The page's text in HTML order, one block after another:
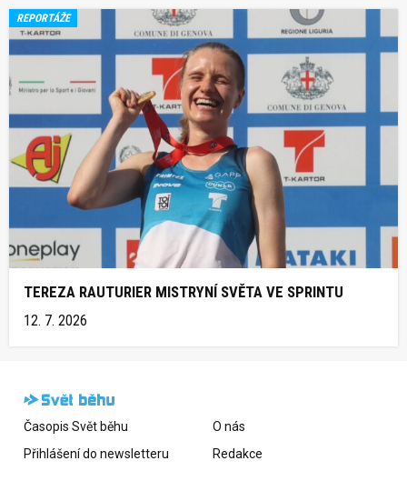
REPORTÁŽE
TEREZA RAUTURIER MISTRYNÍ SVĚTA VE SPRINTU
12. 7. 2026
Časopis Svět běhu
Přihlášení do newsletteru
O nás
Redakce